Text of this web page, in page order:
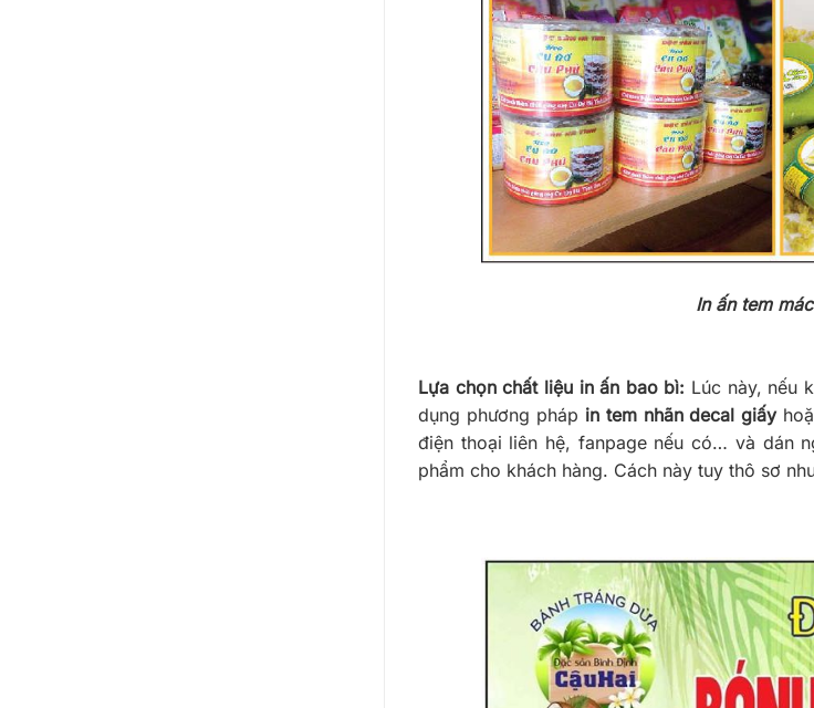
In ấn tem
Lựa chọn chất liệu in ấn bao bì: Lúc này, nếu
dụng phương pháp in tem nhãn decal giấy
điện thoại liên hệ, fanpage nếu có… và dán
phẩm cho khách hàng. Cách này tuy thô sơ